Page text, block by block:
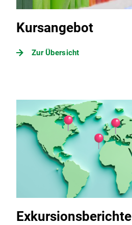
Kursangebot
Zur Übersicht
Exkursionsberichte